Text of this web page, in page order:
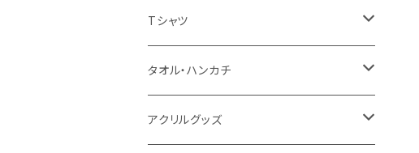
扇風機
うちわ
猛暑グッズ
Tシャツ
カスタムプリントTシャツ（国内プリント）
イージーオーダーTシャツ（海外生産）
タオル・ハンカチ
名入れタオル
アクリルグッズ